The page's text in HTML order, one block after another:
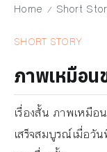
Home / Short
SHORT STORY
ภาพเหมือน
เรื่องสั้น ภาพเหมื
เสร็จสมบูรณ์เมื่อ